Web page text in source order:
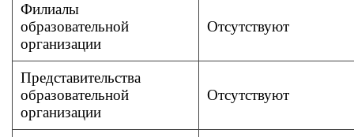
Филиалы
образовательной
организации
Отсутствуют
Представительства
образовательной
организации
Отсутствуют